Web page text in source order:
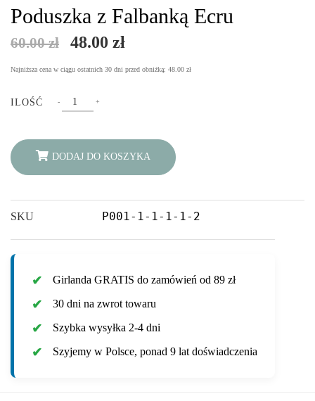
Poduszka z Falbanką Ecru
60.00zł
Pierwotna
cena
wynosiła:
48.00 złAktualna
cena
Najniższa cena w ciągu ostatnich 30 dni przed obniżką: 48.00 zł
ILOŚĆ -
Poduszka
z
Ecru
quantity
+
DODAJ DO KOSZYKA
SKU P001-1-1-1-1-2
Girlanda GRATIS do zamówień od 89 zł
30 dni na zwrot towaru
Szybka wysyłka 2-4 dni
Szyjemy w Polsce, ponad 9 lat doświadczenia